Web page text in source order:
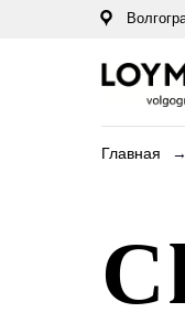
Главная →